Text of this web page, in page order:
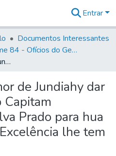
na
Entrar
Documentos Interessantes
Volume 84 - Ofícios do General Martins Lopes de Saldanha (Governador da Capitania): 1782- 1786
Para o Capitam mor de Jundiahy dar auxilio, e favor ao Capitam Raymundo da Sylva Prado para hua diligencia q' Sua Excelência lhe tem encarregado.
de Jundiahy dar
Capitam
Prado para hua
lhe tem